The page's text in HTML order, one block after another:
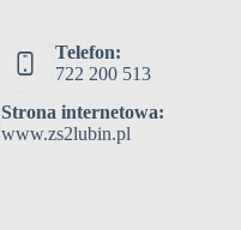
Telefon:
722 200 513
Strona internetowa:
www.zs2lubin.pl